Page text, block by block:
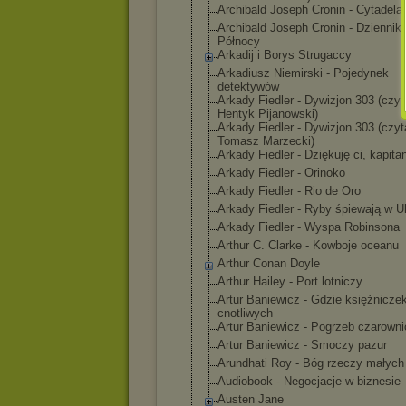
Archibald Joseph Cronin - Cytadela
Archibald Joseph Cronin - Dziennik
Północy
Arkadij i Borys Strugaccy
Arkadiusz Niemirski - Pojedynek
detektywów
Arkady Fiedler - Dywizjon 303 (czyta
Hentyk Pijanowski)
Arkady Fiedler - Dywizjon 303
Tomasz Marzecki)
Arkady Fiedler - Dziękuję ci,
Arkady Fiedler - Orinoko
Arkady Fiedler - Rio de Oro
Arkady Fiedler - Ryby śpiewają w
Arkady Fiedler - Wyspa Robinsona
Arthur C. Clarke - Kowboje oceanu
Arthur Conan Doyle
Arthur Hailey - Port lotniczy
Artur Baniewicz - Gdzie
cnotliwych
Artur Baniewicz - Pogrzeb
Artur Baniewicz - Smoczy pazur
Arundhati Roy - Bóg rzeczy małych
Audiobook - Negocjacje w biznesie
Austen Jane